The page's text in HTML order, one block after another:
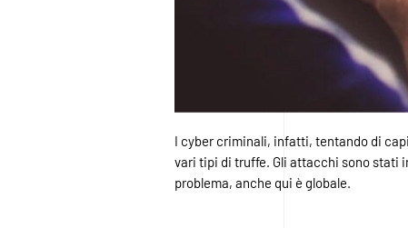
I cyber criminali, infatti, tentando di
vari tipi di truffe. Gli attacchi sono stati
problema, anche qui è globale.